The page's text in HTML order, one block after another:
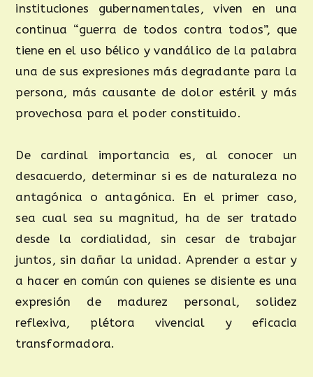
instituciones gubernamentales, viven en una
continua “guerra de todos contra todos”, que
tiene en el uso bélico y vandálico de la palabra
una de sus expresiones más degradante para la
persona, más causante de dolor estéril y más
provechosa para el poder constituido.
De cardinal importancia es, al conocer un
desacuerdo, determinar si es de naturaleza no
antagónica o antagónica. En el primer caso,
sea cual sea su magnitud, ha de ser tratado
desde la cordialidad, sin cesar de trabajar
juntos, sin dañar la unidad. Aprender a estar y
a hacer en común con quienes se disiente es una
expresión de madurez personal, solidez
reflexiva, plétora vivencial y eficacia
transformadora.